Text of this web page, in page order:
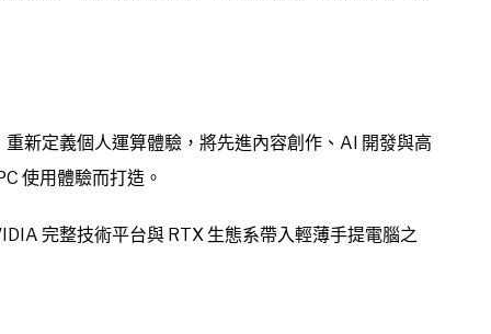
新定義個人運算體驗，將先進內容創作、AI 開發與高
使用體驗而打造。
完整技術平台與 RTX 生態系帶入輕薄手提電腦之